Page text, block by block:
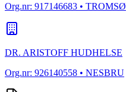
Org.nr: 917146683 • TROMSØ
DR. ARISTOFF HUDHELSE
Org.nr: 926140558 • NESBRU